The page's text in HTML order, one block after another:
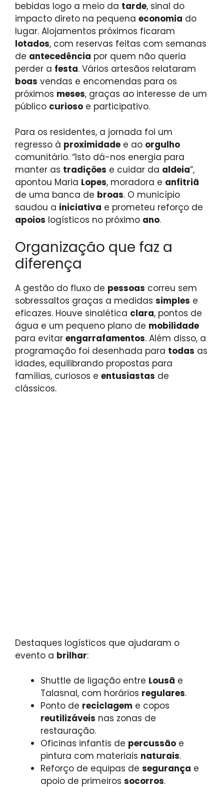
bebidas logo a meio da tarde, sinal do
impacto direto na pequena economia do
lugar. Alojamentos próximos ficaram
lotados, com reservas feitas com semanas
de antecedência por quem não queria
perder a festa. Vários artesãos relataram
boas vendas e encomendas para os
próximos meses, graças ao interesse de um
público curioso e participativo.
Para os residentes, a jornada foi um
regresso à proximidade e ao orgulho
comunitário. “Isto dá-nos energia para
manter as tradições e cuidar da aldeia”,
apontou Maria Lopes, moradora e anfitriã
de uma banca de broas. O município
saudou a iniciativa e prometeu reforço de
apoios logísticos no próximo ano.
Organização que faz a
diferença
A gestão do fluxo de pessoas correu sem
sobressaltos graças a medidas simples e
eficazes. Houve sinalética clara, pontos de
água e um pequeno plano de mobilidade
para evitar engarrafamentos. Além disso, a
programação foi desenhada para todas as
idades, equilibrando propostas para
famílias, curiosos e entusiastas de
clássicos.
Destaques logísticos que ajudaram o
evento a brilhar:
Shuttle de ligação entre Lousã e
Talasnal, com horários regulares.
Ponto de reciclagem e copos
reutilizáveis nas zonas de
restauração.
Oficinas infantis de percussão e
pintura com materiais naturais.
Reforço de equipas de segurança e
apoio de primeiros socorros.